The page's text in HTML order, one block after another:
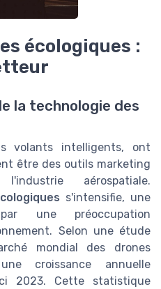
écologiques :
la technologie des
volants intelligents, ont
être des outils marketing
aérospatiale.
s'intensifie, une
une préoccupation
Selon une étude
mondial des drones
croissance annuelle
2023. Cette statistique